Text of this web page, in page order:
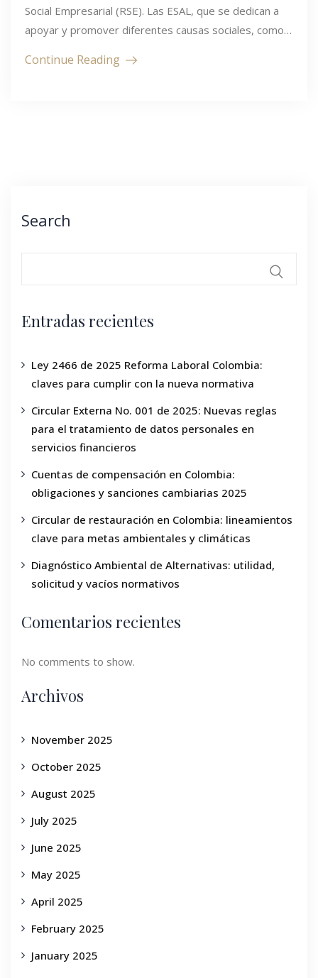
Social Empresarial (RSE). Las ESAL, que se dedican a
apoyar y promover diferentes causas sociales, como…
Continue Reading
Search
Entradas recientes
Ley 2466 de 2025 Reforma Laboral Colombia:
claves para cumplir con la nueva normativa
Circular Externa No. 001 de 2025: Nuevas reglas
para el tratamiento de datos personales en
servicios financieros
Cuentas de compensación en Colombia:
obligaciones y sanciones cambiarias 2025
Circular de restauración en Colombia: lineamientos
clave para metas ambientales y climáticas
Diagnóstico Ambiental de Alternativas: utilidad,
solicitud y vacíos normativos
Comentarios recientes
No comments to show.
Archivos
November 2025
October 2025
August 2025
July 2025
June 2025
May 2025
April 2025
February 2025
January 2025